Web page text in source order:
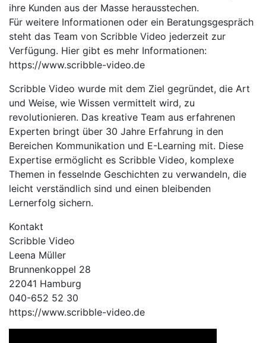
ihre Kunden aus der Masse herausstechen.
Für weitere Informationen oder ein Beratungsgespräch
steht das Team von Scribble Video jederzeit zur
Verfügung. Hier gibt es mehr Informationen:
https://www.scribble-video.de
Scribble Video wurde mit dem Ziel gegründet, die Art
und Weise, wie Wissen vermittelt wird, zu
revolutionieren. Das kreative Team aus erfahrenen
Experten bringt über 30 Jahre Erfahrung in den
Bereichen Kommunikation und E-Learning mit. Diese
Expertise ermöglicht es Scribble Video, komplexe
Themen in fesselnde Geschichten zu verwandeln, die
leicht verständlich sind und einen bleibenden
Lernerfolg sichern.
Kontakt
Scribble Video
Leena Müller
Brunnenkoppel 28
22041 Hamburg
040-652 52 30
https://www.scribble-video.de